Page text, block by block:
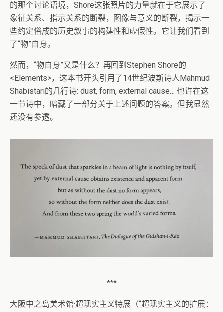
的那个讨论语境，Shore这张照片的力量就在于它展示了
象征关系、指示关系的断裂，图像与意义的断裂，揭示一
些约定俗成的历史叙事的构建性和虚假性。它让我们看到
了“物”自身。
然而，“物自身”又是什么？再回到Stephen Shore的
<Elements>，这本书开头引用了14世纪波斯诗人Mahmud
Shabistari的几行诗: dust, form, external cause… 也许在这
一节诗中，暗藏了一部分关于上述问题的答案。但我显然
还没有参透。
***
大阪中之岛美术馆·超现实主义特展（“超现实主义的扩展：